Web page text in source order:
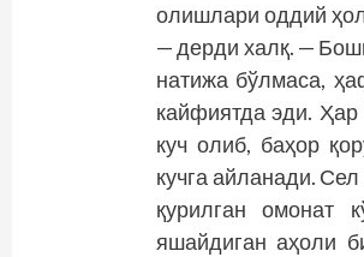
олишлари оддий
— дерди халқ. —
натижа бўлмаса,
кайфиятда эди.
куч олиб, баҳор
кучга айланади. Сел
қурилган омонат
яшайдиган аҳоли